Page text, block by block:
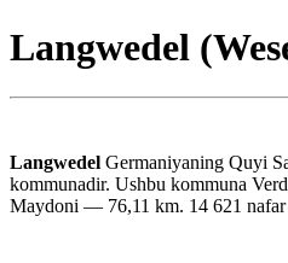
Langwedel
Langwedel Germaniyaning Quyi
kommunadir. Ushbu kommuna
Maydoni — 76,11 km. 14 621